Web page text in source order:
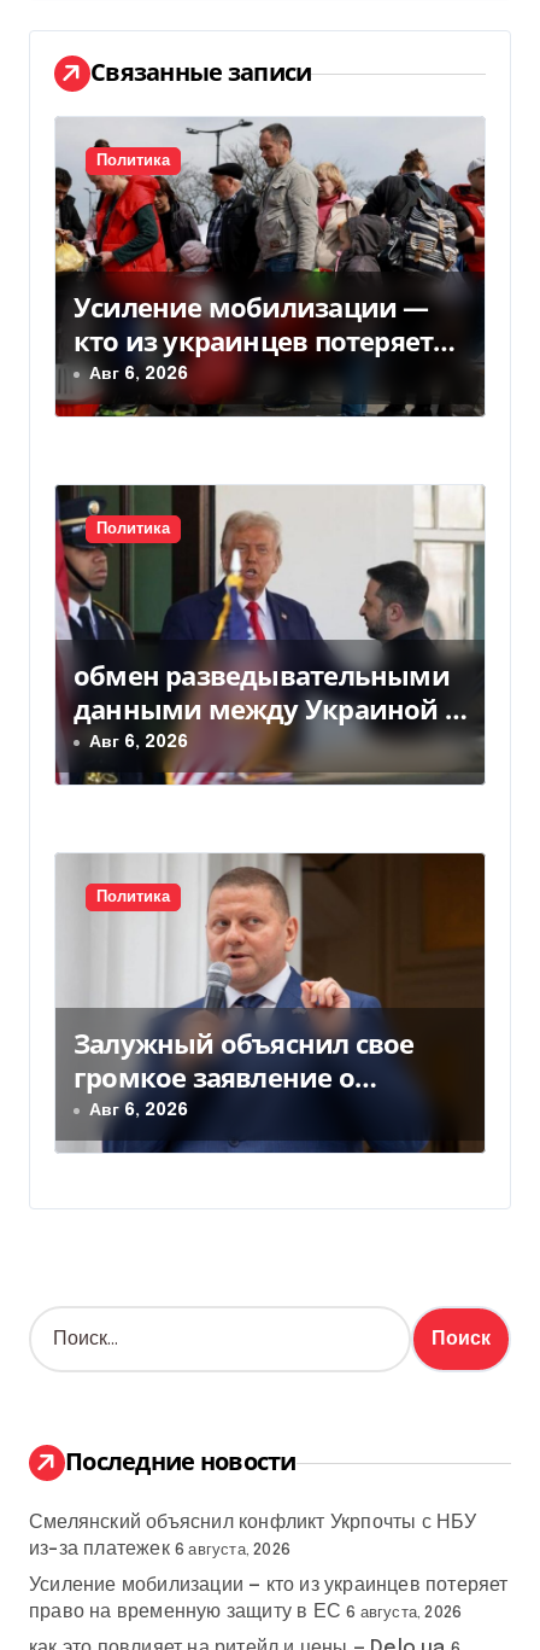
а
ц
и
я
п
о
з
а
п
и
с
я
м
Связанные записи
Политика
Усиление мобилизации —
кто из украинцев потеряет
право на временную защиту
в ЕС
Авг 6, 2026
Политика
обмен разведывательными
данными между Украиной и
США значительно вырос, —
Politico
Авг 6, 2026
Политика
Залужный объяснил свое
громкое заявление о
вступлении Украины в НАТО
Авг 6, 2026
Н
а
:
Последние новости
Смелянский объяснил конфликт Укрпочты с НБУ
из-за платежек 6 августа, 2026
Усиление мобилизации — кто из украинцев потеряет
право на временную защиту в ЕС 6 августа, 2026